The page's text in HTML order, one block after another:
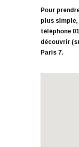
Pour
plus
téléphone
découvrir
Paris 7.